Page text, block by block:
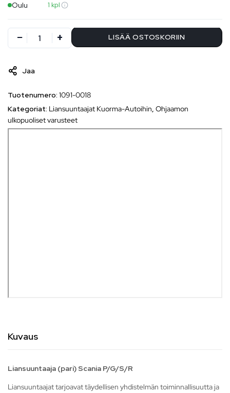
Oulu 1 kpl
LISÄÄ OSTOSKORIIN
Jaa
Tuotenumero: 1091-0018
Kategoriat: Liansuuntaajat Kuorma-Autoihin, Ohjaamon
ulkopuoliset varusteet
Kuvaus
Liansuuntaaja (pari) Scania P/G/S/R
Liansuuntaajat tarjoavat täydellisen yhdistelmän toiminnallisuutta ja